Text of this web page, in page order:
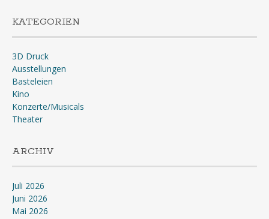
KATEGORIEN
3D Druck
Ausstellungen
Basteleien
Kino
Konzerte/Musicals
Theater
ARCHIV
Juli 2026
Juni 2026
Mai 2026